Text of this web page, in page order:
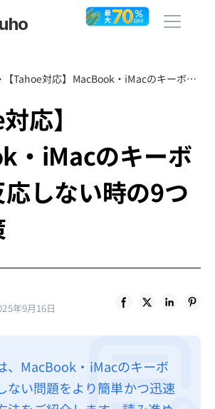
いて
て
【Tahoe対応】MacBook・iMacのキーボードが反応しない時の9つの解決策
応】
・iMacのキーボ
しない時の9つ
年9月16日
、MacBook・iMacのキーボ
ない問題をより簡単かつ迅速